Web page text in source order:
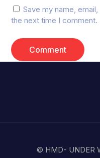
Save my name,
the next time I comment.
© HMD- UNDER